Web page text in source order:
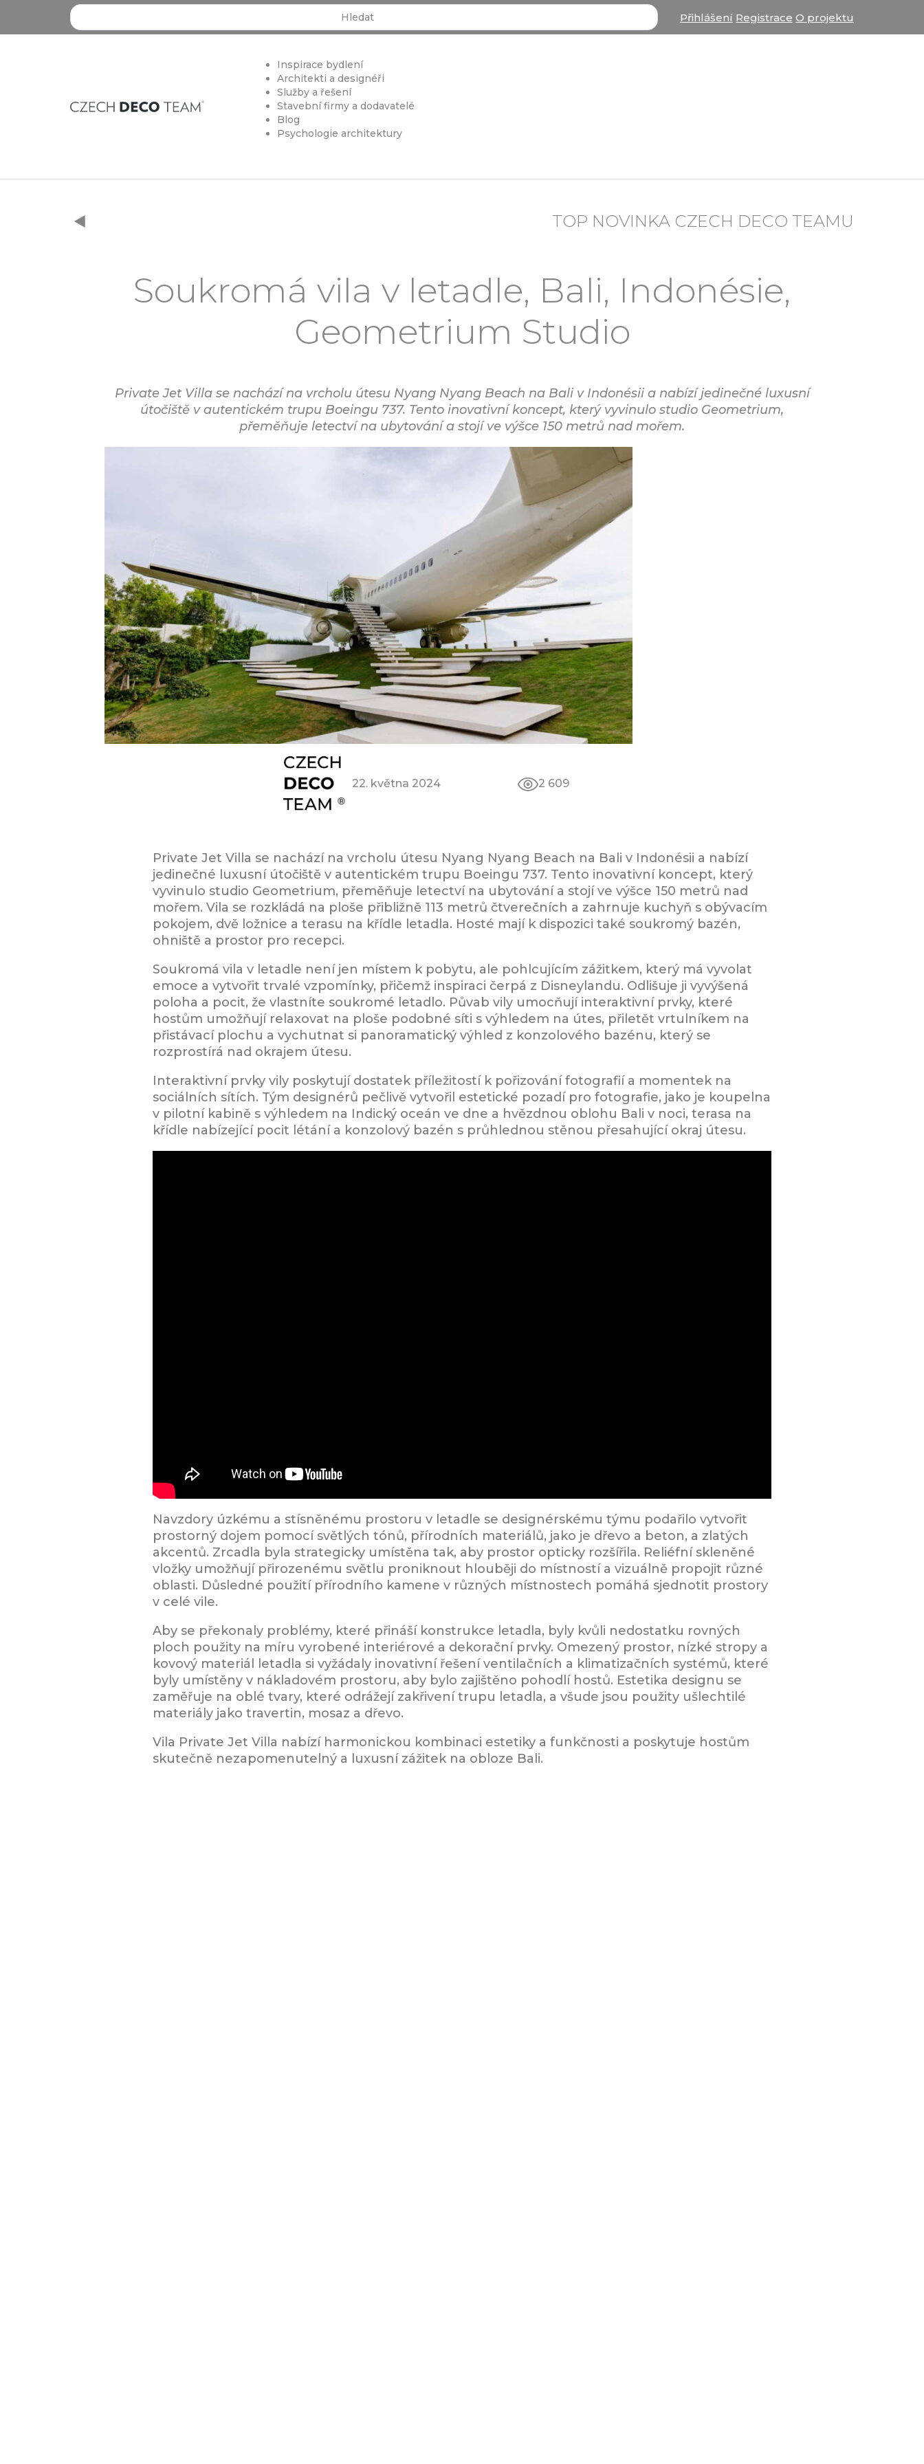
Search ... Přihlášení Registrace O projektu
Inspirace bydlení
Architekti a designéři
Služby a řešení
Stavební firmy a dodavatelé
Blog
Psychologie architektury
TOP NOVINKA CZECH DECO TEAMU
Soukromá vila v letadle, Bali, Indonésie,
Geometrium Studio
Private Jet Villa se nachází na vrcholu útesu Nyang Nyang Beach na Bali v Indonésii a nabízí jedinečné luxusní
útočiště v autentickém trupu Boeingu 737. Tento inovativní koncept, který vyvinulo studio Geometrium,
přeměňuje letectví na ubytování a stojí ve výšce 150 metrů nad mořem.
22. května 2024 2 609
Private Jet Villa se nachází na vrcholu útesu Nyang Nyang Beach na Bali v Indonésii a nabízí
jedinečné luxusní útočiště v autentickém trupu Boeingu 737. Tento inovativní koncept, který
vyvinulo studio Geometrium, přeměňuje letectví na ubytování a stojí ve výšce 150 metrů nad
mořem. Vila se rozkládá na ploše přibližně 113 metrů čtverečních a zahrnuje kuchyň s obývacím
pokojem, dvě ložnice a terasu na křídle letadla. Hosté mají k dispozici také soukromý bazén,
ohniště a prostor pro recepci.
Soukromá vila v letadle není jen místem k pobytu, ale pohlcujícím zážitkem, který má vyvolat
emoce a vytvořit trvalé vzpomínky, přičemž inspiraci čerpá z Disneylandu. Odlišuje ji vyvýšená
poloha a pocit, že vlastníte soukromé letadlo. Půvab vily umocňují interaktivní prvky, které
hostům umožňují relaxovat na ploše podobné síti s výhledem na útes, přiletět vrtulníkem na
přistávací plochu a vychutnat si panoramatický výhled z konzolového bazénu, který se
rozprostírá nad okrajem útesu.
Interaktivní prvky vily poskytují dostatek příležitostí k pořizování fotografií a momentek na
sociálních sítích. Tým designérů pečlivě vytvořil estetické pozadí pro fotografie, jako je koupelna
v pilotní kabině s výhledem na Indický oceán ve dne a hvězdnou oblohu Bali v noci, terasa na
křídle nabízející pocit létání a konzolový bazén s průhlednou stěnou přesahující okraj útesu.
Navzdory úzkému a stísněnému prostoru v letadle se designérskému týmu podařilo vytvořit
prostorný dojem pomocí světlých tónů, přírodních materiálů, jako je dřevo a beton, a zlatých
akcentů. Zrcadla byla strategicky umístěna tak, aby prostor opticky rozšířila. Reliéfní skleněné
vložky umožňují přirozenému světlu proniknout hlouběji do místností a vizuálně propojit různé
oblasti. Důsledné použití přírodního kamene v různých místnostech pomáhá sjednotit prostory
v celé vile.
Aby se překonaly problémy, které přináší konstrukce letadla, byly kvůli nedostatku rovných
ploch použity na míru vyrobené interiérové a dekorační prvky. Omezený prostor, nízké stropy a
kovový materiál letadla si vyžádaly inovativní řešení ventilačních a klimatizačních systémů, které
byly umístěny v nákladovém prostoru, aby bylo zajištěno pohodlí hostů. Estetika designu se
zaměřuje na oblé tvary, které odrážejí zakřivení trupu letadla, a všude jsou použity ušlechtilé
materiály jako travertin, mosaz a dřevo.
Vila Private Jet Villa nabízí harmonickou kombinaci estetiky a funkčnosti a poskytuje hostům
skutečně nezapomenutelný a luxusní zážitek na obloze Bali.